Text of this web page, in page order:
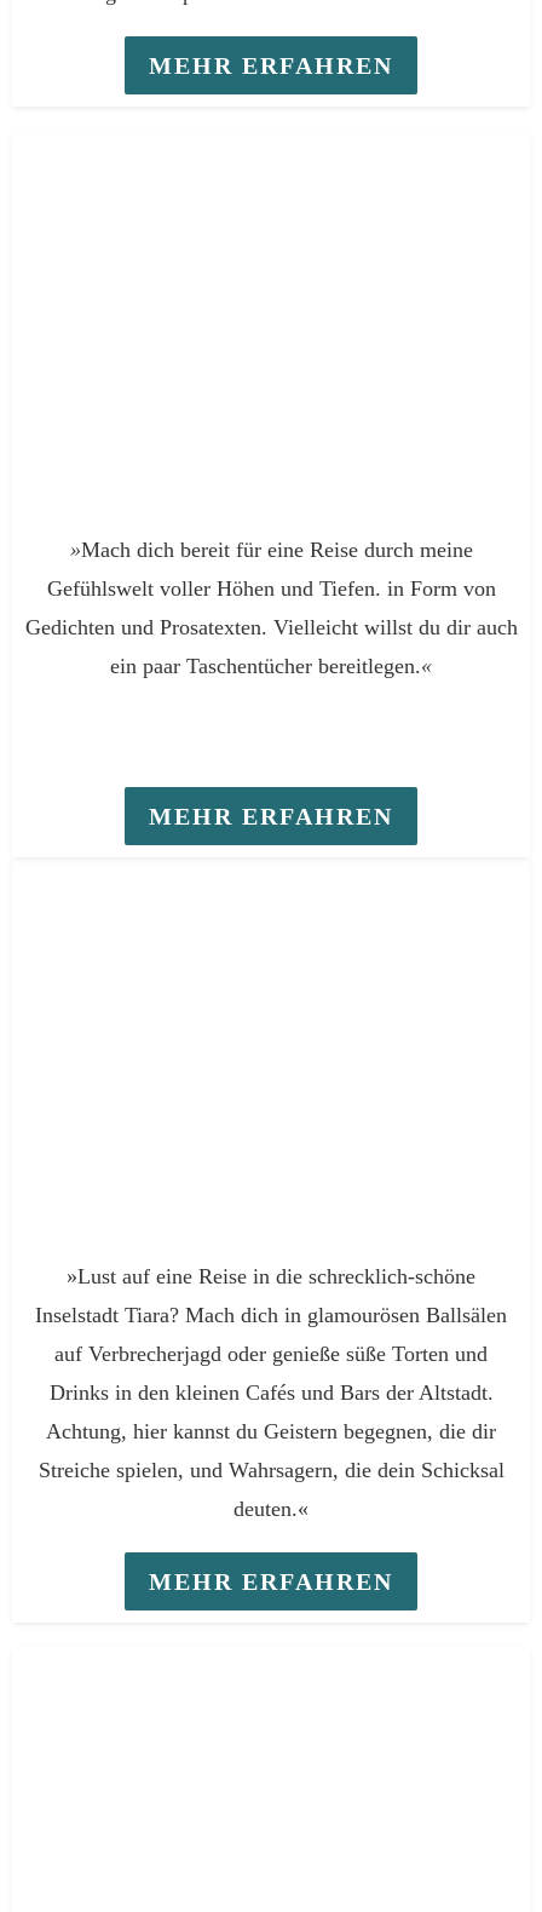
MEHR ERFAHREN
»Mach dich bereit für eine Reise durch meine
Gefühlswelt voller Höhen und Tiefen. in Form von
Gedichten und Prosatexten. Vielleicht willst du dir auch
ein paar Taschentücher bereitlegen.«
MEHR ERFAHREN
»Lust auf eine Reise in die schrecklich-schöne
Inselstadt Tiara? Mach dich in glamourösen Ballsälen
auf Verbrecherjagd oder genieße süße Torten und
Drinks in den kleinen Cafés und Bars der Altstadt.
Achtung, hier kannst du Geistern begegnen, die dir
Streiche spielen, und Wahrsagern, die dein Schicksal
deuten.«
MEHR ERFAHREN